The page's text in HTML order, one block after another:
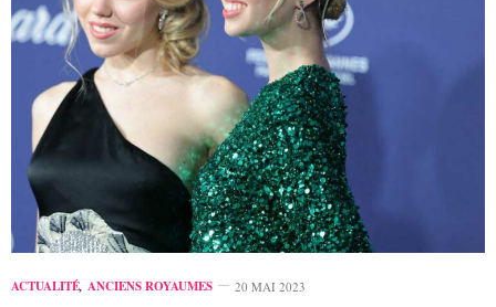
ACTUALITÉ, ANCIENS ROYAUMES 20 MAI 2023